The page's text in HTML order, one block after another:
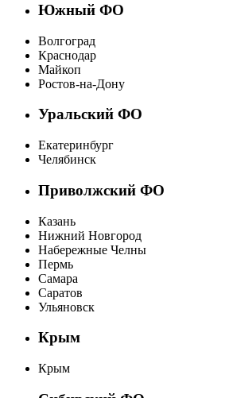
Южный ФО
Волгоград
Краснодар
Майкоп
Ростов-на-Дону
Уральский ФО
Екатеринбург
Челябинск
Приволжский ФО
Казань
Нижний Новгород
Набережные Челны
Пермь
Самара
Саратов
Ульяновск
Крым
Крым